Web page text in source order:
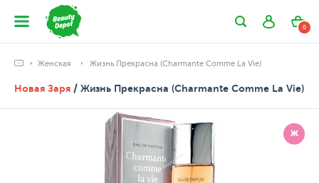
0
Женская Жизнь Прекрасна (Charmante Comme La Vie)
Новая Заря / Жизнь Прекрасна (Charmante Comme La Vie)
Ж